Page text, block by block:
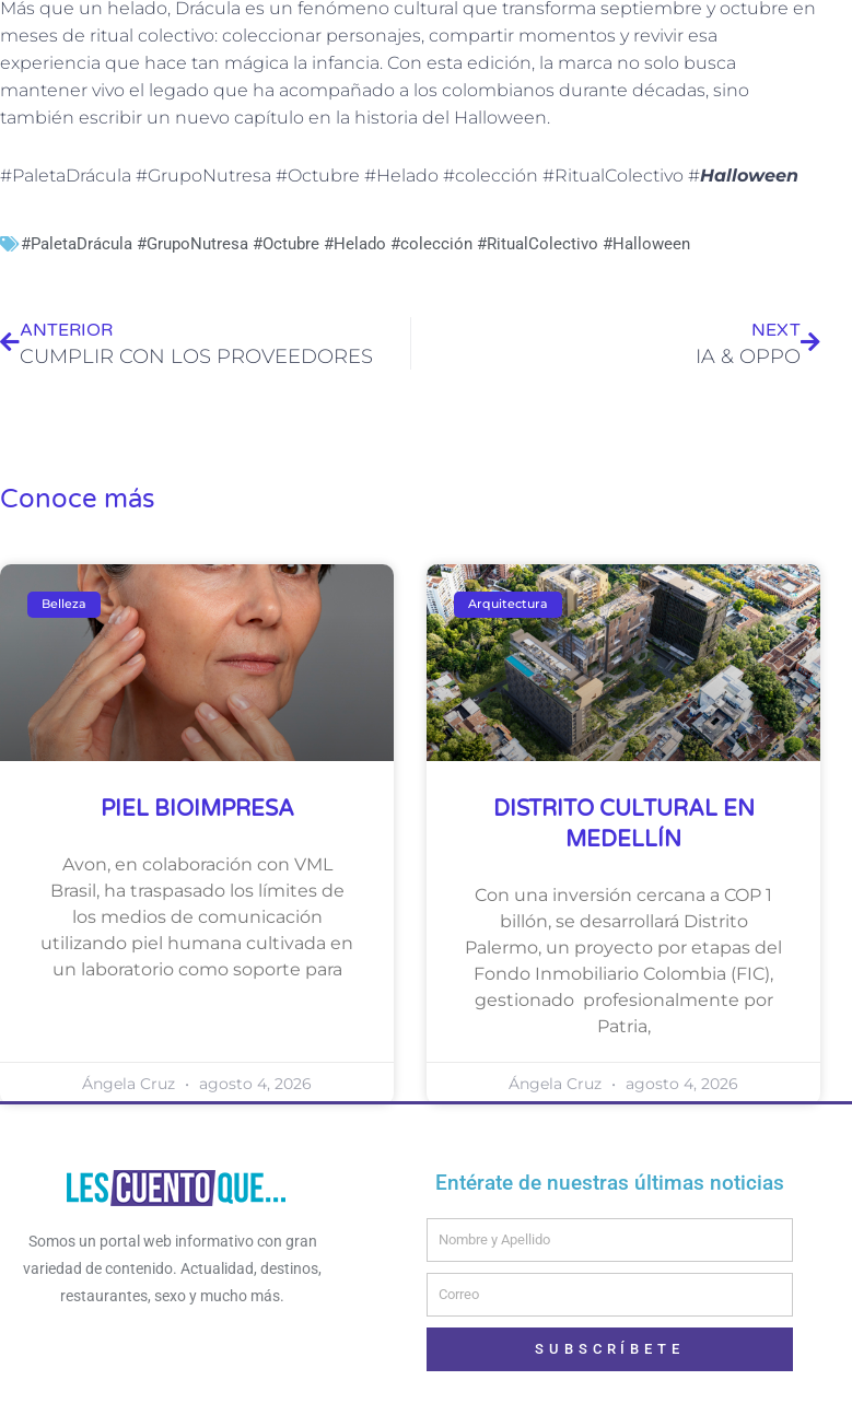
Más que un helado, Drácula es un fenómeno cultural que transforma septiembre y octubre en
meses de ritual colectivo: coleccionar personajes, compartir momentos y revivir esa
experiencia que hace tan mágica la infancia. Con esta edición, la marca no solo busca
mantener vivo el legado que ha acompañado a los colombianos durante décadas, sino
también escribir un nuevo capítulo en la historia del Halloween.
#PaletaDrácula #GrupoNutresa #Octubre #Helado #colección #RitualColectivo #Halloween
#PaletaDrácula #GrupoNutresa #Octubre #Helado #colección #RitualColectivo #Halloween
ANTERIOR
CUMPLIR CON LOS PROVEEDORES
NEXT
IA & OPPO
Conoce más
Belleza
PIEL BIOIMPRESA
Avon, en colaboración con VML
Brasil, ha traspasado los límites de
los medios de comunicación
utilizando piel humana cultivada en
un laboratorio como soporte para
Ángela Cruz agosto 4, 2026
Arquitectura
DISTRITO CULTURAL EN
MEDELLÍN
Con una inversión cercana a COP 1
billón, se desarrollará Distrito
Palermo, un proyecto por etapas del
Fondo Inmobiliario Colombia (FIC),
gestionado profesionalmente por
Patria,
Ángela Cruz agosto 4, 2026
Somos un portal web informativo con gran
variedad de contenido. Actualidad, destinos,
restaurantes, sexo y mucho más.
Entérate de nuestras últimas noticias
Name
Email
SUBSCRÍBETE